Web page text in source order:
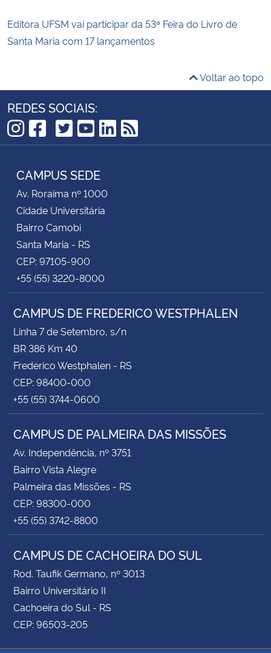
Editora UFSM vai participar da 53ª Feira do Livro de
Santa Maria com 17 lançamentos
Voltar ao topo
REDES SOCIAIS:
Instagram
Facebook
TikTok
Twitter
YouTube
LinkedIn
RSS
CAMPUS SEDE
Av. Roraima nº 1000
Cidade Universitária
Bairro Camobi
Santa Maria - RS
CEP: 97105-900
+55 (55) 3220-8000
CAMPUS DE FREDERICO WESTPHALEN
Linha 7 de Setembro, s/n
BR 386 Km 40
Frederico Westphalen - RS
CEP: 98400-000
+55 (55) 3744-0600
CAMPUS DE PALMEIRA DAS MISSÕES
Av. Independência, nº 3751
Bairro Vista Alegre
Palmeira das Missões - RS
CEP: 98300-000
+55 (55) 3742-8800
CAMPUS DE CACHOEIRA DO SUL
Rod. Taufik Germano, nº 3013
Bairro Universitário II
Cachoeira do Sul - RS
CEP: 96503-205